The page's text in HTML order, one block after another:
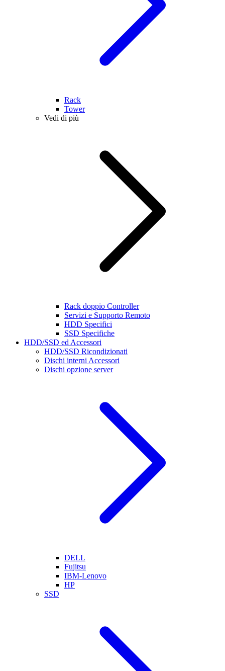
Rack
Tower
Vedi di più
Rack doppio Controller
Servizi e Supporto Remoto
HDD Specifici
SSD Specifiche
HDD/SSD ed Accessori
HDD/SSD Ricondizionati
Dischi interni Accessori
Dischi opzione server
DELL
Fujitsu
IBM-Lenovo
HP
SSD